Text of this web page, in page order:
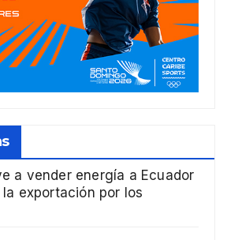
a vender energía a Ecuador
exportación por los